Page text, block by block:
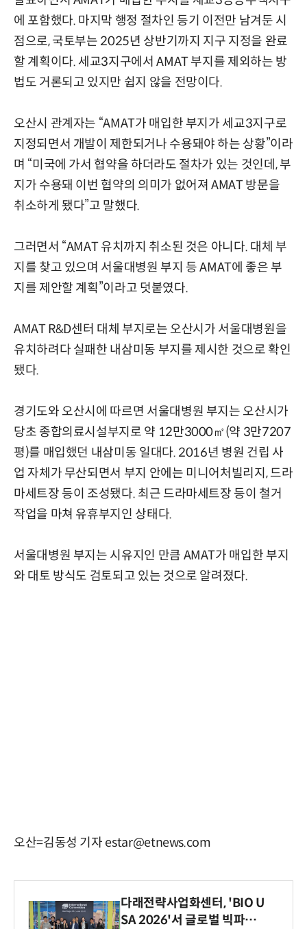
에 포함했다. 마지막 행정 절차인 등기 이전만 남겨둔 시
점으로, 국토부는 2025년 상반기까지 지구 지정을 완료
할 계획이다. 세교3지구에서 AMAT 부지를 제외하는 방
법도 거론되고 있지만 쉽지 않을 전망이다.
오산시 관계자는 “AMAT가 매입한 부지가 세교3지구로
지정되면서 개발이 제한되거나 수용돼야 하는 상황”이라
며 “미국에 가서 협약을 하더라도 절차가 있는 것인데, 부
지가 수용돼 이번 협약의 의미가 없어져 AMAT 방문을
취소하게 됐다”고 말했다.
그러면서 “AMAT 유치까지 취소된 것은 아니다. 대체 부
지를 찾고 있으며 서울대병원 부지 등 AMAT에 좋은 부
지를 제안할 계획”이라고 덧붙였다.
AMAT R&D센터 대체 부지로는 오산시가 서울대병원을
유치하려다 실패한 내삼미동 부지를 제시한 것으로 확인
됐다.
경기도와 오산시에 따르면 서울대병원 부지는 오산시가
당초 종합의료시설부지로 약 12만3000㎡(약 3만7207
평)를 매입했던 내삼미동 일대다. 2016년 병원 건립 사
업 자체가 무산되면서 부지 안에는 미니어처빌리지, 드라
마세트장 등이 조성됐다. 최근 드라마세트장 등이 철거
작업을 마쳐 유휴부지인 상태다.
서울대병원 부지는 시유지인 만큼 AMAT가 매입한 부지
와 대토 방식도 검토되고 있는 것으로 알려졌다.
오산=김동성 기자 estar@etnews.com
다래전략사업화센터, 'BIO U
SA 2026'서 글로벌 빅파마